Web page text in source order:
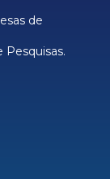
de
Pesquisas.